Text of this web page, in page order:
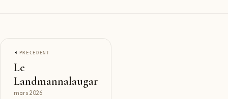
PRÉCÉDENT
Le
Landmannalaugar
mars 2026